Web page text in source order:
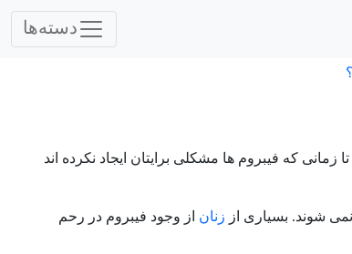
دسته‌ها
که فیبروم ها مشکلی برایتان ایجاد نکرده اند
زنان از وجود فیبروم در رحم